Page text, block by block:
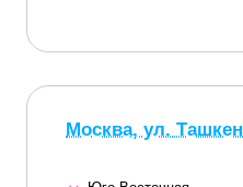
Москва, ул.